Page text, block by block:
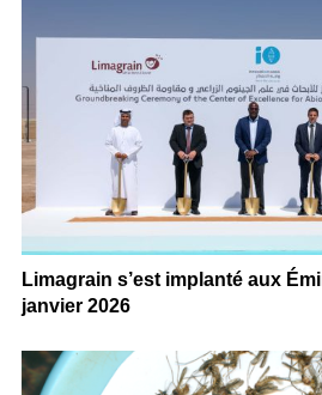
Limagrain s’est implanté aux
janvier 2026